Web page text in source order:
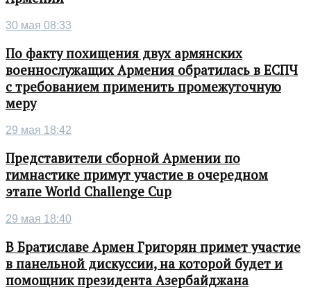
30 мая 08:33
По факту похищения двух армянских
военнослужащих Армения обратилась в ЕСПЧ
с требованием применить промежуточную
меру
29 мая 18:42
Представители сборной Армении по
гимнастике примут участие в очередном
этапе World Challenge Cup
29 мая 18:40
В Братиславе Армен Григорян примет участие
в панельной дискуссии, на которой будет и
помощник президента Азербайджана